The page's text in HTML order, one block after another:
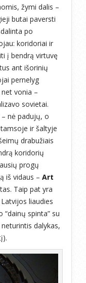
žymi dalis –
butai paversti
po
koridoriai ir
į bendrą virtuvę
ant išorinių
pernelyg
vonia –
sovietai.
nė padujų, o
ir šaltyje
drabužiais
koridorių
progų
iš vidaus – Art
Taip pat yra
liaudies
“dainų spinta” su
dalykas,